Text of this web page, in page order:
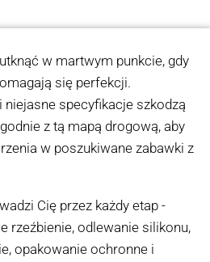
w martwym punkcie, gdy
się perfekcji.
specyfikacje szkodzą
z tą mapą drogową, aby
w poszukiwane zabawki z
Cię przez każdy etap -
rzeźbienie, odlewanie silikonu,
opakowanie ochronne i